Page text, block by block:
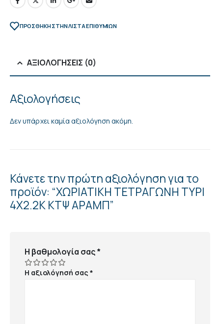
ΠΡΌΣΘΉΚΗ ΣΤΗΝ ΛΊΣΤΑ ΕΠΙΘΥΜΙΏΝ
ΑΞΙΟΛΟΓΉΣΕΙΣ (0)
Αξιολογήσεις
Δεν υπάρχει καμία αξιολόγηση ακόμη.
Κάνετε την πρώτη αξιολόγηση για το
προϊόν: “ΧΩΡΙΑΤΙΚΗ ΤΕΤΡΑΓΩΝΗ ΤΥΡΙ
4Χ2.2Κ ΚΤΨ ΑΡΑΜΠ”
Η βαθμολογία σας*
Η αξιολόγησή σας*